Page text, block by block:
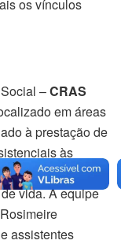
os vínculos
–CRAS
em áreas
à prestação de
às
vida. A equipe
assistentes